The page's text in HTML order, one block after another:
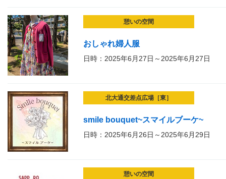
憩いの空間
おしゃれ婦人服
日時：2025年6月27日～2025年6月27日
北大通交差点広場［東］
smile bouquet~スマイルブーケ~
日時：2025年6月26日～2025年6月29日
憩いの空間